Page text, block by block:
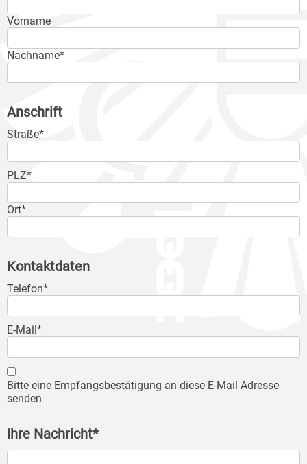
Vorname
Nachname*
Anschrift
Straße*
PLZ*
Ort*
Kontaktdaten
Telefon*
E-Mail*
Bitte eine Empfangsbestätigung an diese E-Mail Adresse
senden
Ihre Nachricht*